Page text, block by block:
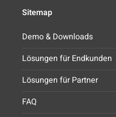
Sitemap
Demo & Downloads
Lösungen für Endkunden
Lösungen für Partner
FAQ